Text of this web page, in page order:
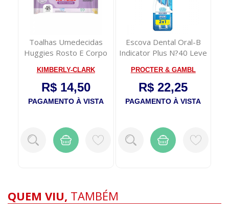
Toalhas Umedecidas
Huggies Rosto E Corpo
KIMBERLY-CLARK
R$ 14,50
PAGAMENTO À VISTA
Escova Dental Oral-B
Indicator Plus N?40 Leve
PROCTER & GAMBL
R$ 22,25
PAGAMENTO À VISTA
QUEM VIU, TAMBÉM